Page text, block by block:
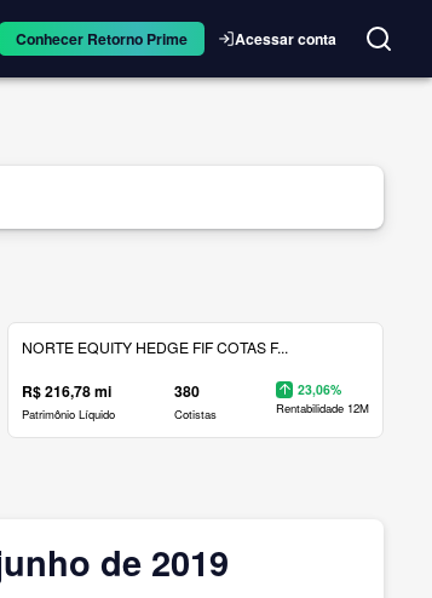
Conhecer Retorno Prime Acessar conta
NORTE EQUITY HEDGE FIF COTAS F...
R$ 216,78 mi
Patrimônio Líquido
380
Cotistas
23,06%
Rentabilidade 12M
de 2019